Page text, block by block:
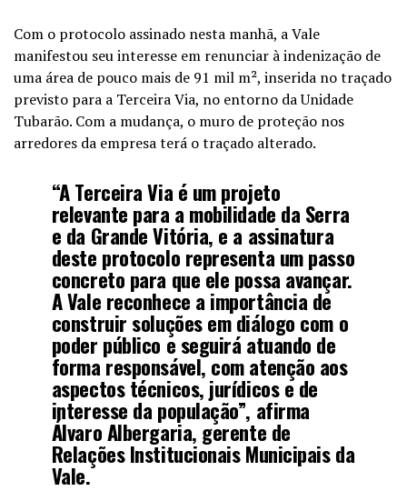
Com o protocolo assinado nesta manhã, a Vale
manifestou seu interesse em renunciar à indenização de
uma área de pouco mais de 91 mil m², inserida no traçado
previsto para a Terceira Via, no entorno da Unidade
Tubarão. Com a mudança, o muro de proteção nos
arredores da empresa terá o traçado alterado.
“A Terceira Via é um projeto
relevante para a mobilidade da Serra
e da Grande Vitória, e a assinatura
deste protocolo representa um passo
concreto para que ele possa avançar.
A Vale reconhece a importância de
construir soluções em diálogo com o
poder público e seguirá atuando de
forma responsável, com atenção aos
aspectos técnicos, jurídicos e de
interesse da população”, afirma
Álvaro Albergaria, gerente de
Relações Institucionais Municipais da
Vale.